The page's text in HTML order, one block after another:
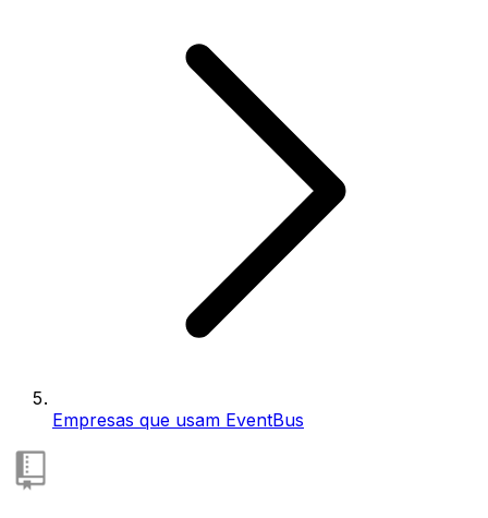
Empresas que usam EventBus